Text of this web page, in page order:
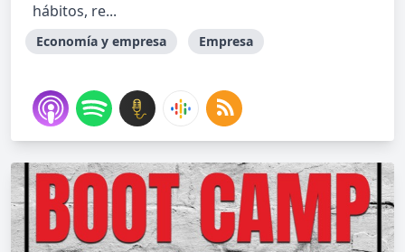
hábitos, re...
Economía y empresa Empresa